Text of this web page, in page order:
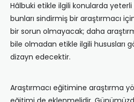
Hâlbuki etikle ilgili konularda
bunları sindirmiş bir araştırmacı
bir sorun olmayacak; daha
bile olmadan etikle ilgili hususları
dizayn edecektir.
Araştırmacı eğitimine araştırma